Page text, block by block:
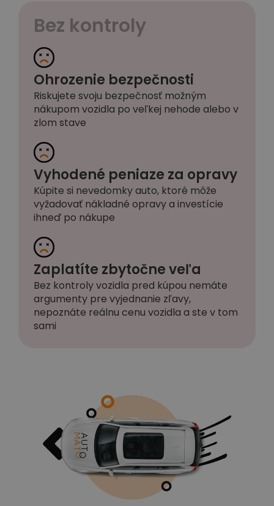
Bez kontroly
Ohrozenie bezpečnosti
Riskujete svoju bezpečnosť možným
nákupom vozidla po veľkej nehode alebo v
zlom stave
Vyhodené peniaze za opravy
Kúpite si nevedomky auto, ktoré môže
vyžadovať nákladné opravy a investície
ihneď po nákupe
Zaplatíte zbytočne veľa
Bez kontroly vozidla pred kúpou nemáte
argumenty pre vyjednanie zľavy,
nepoznáte reálnu cenu vozidla a ste v tom
sami